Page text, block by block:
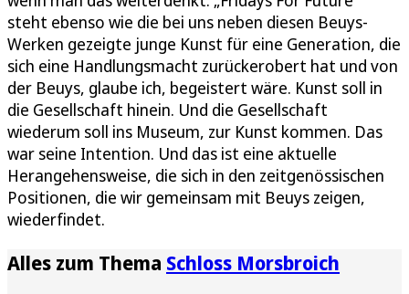
steht ebenso wie die bei uns neben diesen Beuys-
Werken gezeigte junge Kunst für eine Generation, die
sich eine Handlungsmacht zurückerobert hat und von
der Beuys, glaube ich, begeistert wäre. Kunst soll in
die Gesellschaft hinein. Und die Gesellschaft
wiederum soll ins Museum, zur Kunst kommen. Das
war seine Intention. Und das ist eine aktuelle
Herangehensweise, die sich in den zeitgenössischen
Positionen, die wir gemeinsam mit Beuys zeigen,
wiederfindet.
Alles zum Thema Schloss Morsbroich